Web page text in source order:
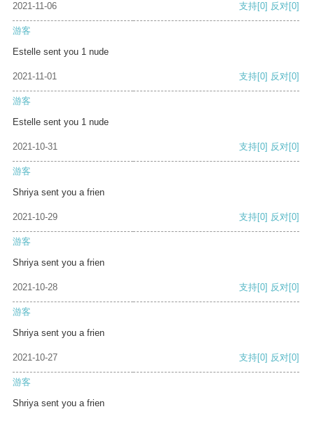
2021-11-06 支持[0] 反对[0]
游客
Estelle sent you 1 nude
2021-11-01 支持[0] 反对[0]
游客
Estelle sent you 1 nude
2021-10-31 支持[0] 反对[0]
游客
Shriya sent you a frien
2021-10-29 支持[0] 反对[0]
游客
Shriya sent you a frien
2021-10-28 支持[0] 反对[0]
游客
Shriya sent you a frien
2021-10-27 支持[0] 反对[0]
游客
Shriya sent you a frien